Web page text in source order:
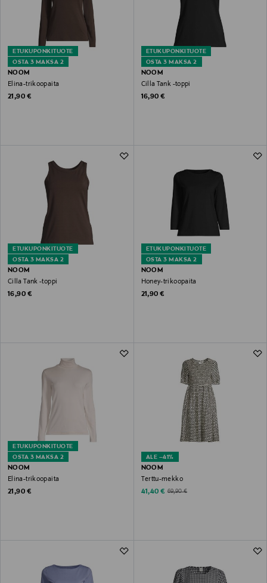
OSTA 3 MAKSA 2
ETUKUPONKITUOTE
NOOM
Elina-trikoopaita
Original Price
21,90 €
OSTA 3 MAKSA 2
ETUKUPONKITUOTE
NOOM
Cilla Tank -toppi
Original Price
16,90 €
OSTA 3 MAKSA 2
ETUKUPONKITUOTE
NOOM
Cilla Tank -toppi
Original Price
16,90 €
OSTA 3 MAKSA 2
ETUKUPONKITUOTE
NOOM
Honey-trikoopaita
Original Price
21,90 €
OSTA 3 MAKSA 2
ETUKUPONKITUOTE
NOOM
Elina-trikoopaita
Original Price
21,90 €
ALE –41%
NOOM
Terttu-mekko
Discounted Price
41,40 € Original Price
69,90 €